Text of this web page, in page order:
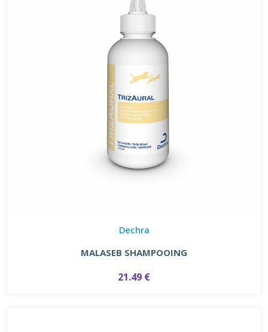
Dechra
MALASEB SHAMPOOING
21.49 €